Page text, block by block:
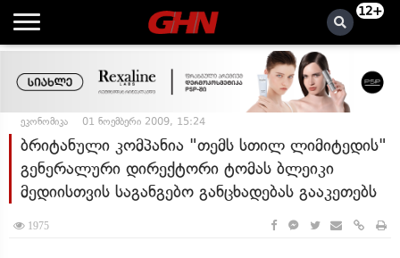
12+
ეკონომიკა 01 ნოემბერი 2009, 15:24
ბრიტანული კომპანია "თემს სთილ ლიმიტედის"
გენერალური დირექტორი ტომას ბლეიკი
მედიისთვის საგანგებო განცხადებას გააკეთებს
1975